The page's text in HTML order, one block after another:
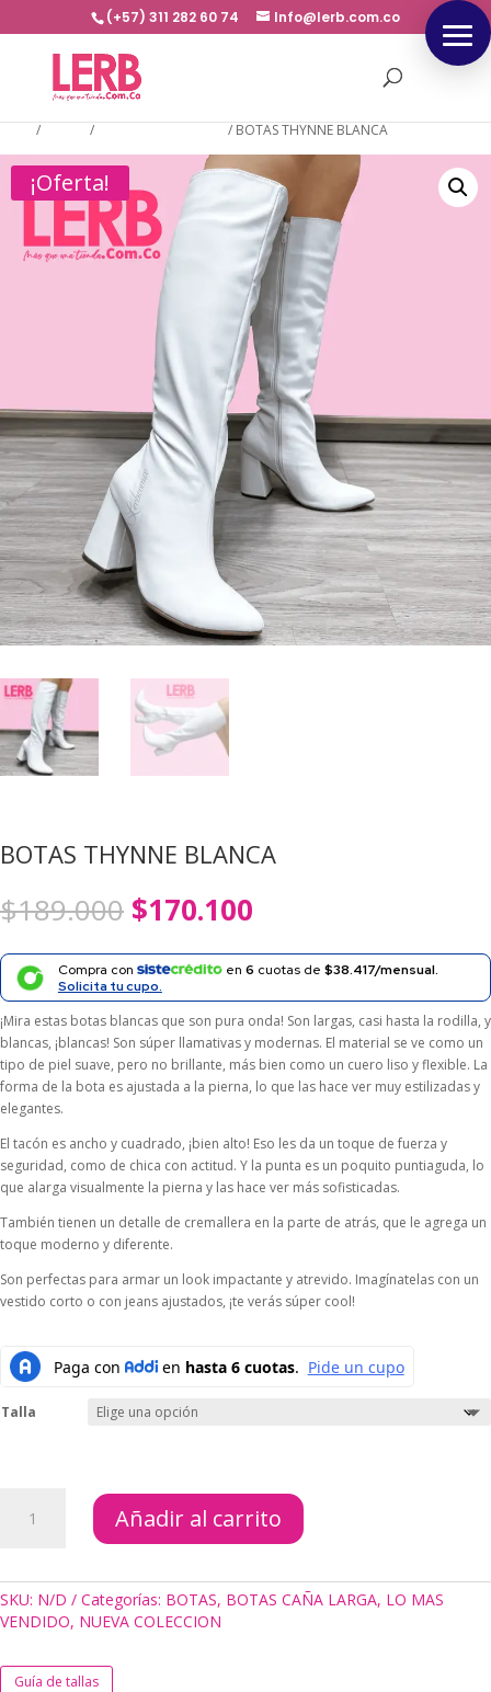
(+57) 311 282 60 74 Info@lerb.com.co
/ / / BOTAS THYNNE BLANCA
¡Oferta!
BOTAS THYNNE BLANCA
$189.000 El
precio
original
era:
$189.000.
$170.100
actual
es:
$170.100.
Compra con en 6 cuotas de $38.417/mensual.
Solicita tu cupo.
¡Mira estas botas blancas que son pura onda! Son largas, casi hasta la rodilla, y
blancas, ¡blancas! Son súper llamativas y modernas. El material se ve como un
tipo de piel suave, pero no brillante, más bien como un cuero liso y flexible. La
forma de la bota es ajustada a la pierna, lo que las hace ver muy estilizadas y
elegantes.
El tacón es ancho y cuadrado, ¡bien alto! Eso les da un toque de fuerza y
seguridad, como de chica con actitud. Y la punta es un poquito puntiaguda, lo
que alarga visualmente la pierna y las hace ver más sofisticadas.
También tienen un detalle de cremallera en la parte de atrás, que le agrega un
toque moderno y diferente.
Son perfectas para armar un look impactante y atrevido. Imagínatelas con un
vestido corto o con jeans ajustados, ¡te verás súper cool!
Talla
THYNNE
Añadir al carrito
SKU: N/D Categorías: BOTAS, BOTAS CAÑA LARGA, LO MAS
VENDIDO, NUEVA COLECCION
Guía de tallas